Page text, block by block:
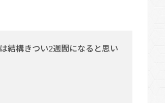
結構きつい2週間になると思い